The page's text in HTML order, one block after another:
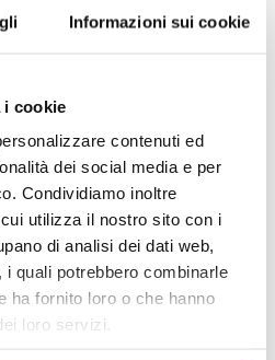
Informazioni sui cookie
i cookie
contenuti ed
dei social media e per
Condividiamo inoltre
utilizza il nostro sito con i
di analisi dei dati web,
quali potrebbero combinarle
ha fornito loro o che hanno
loro servizi.
De Martinis.
mondo